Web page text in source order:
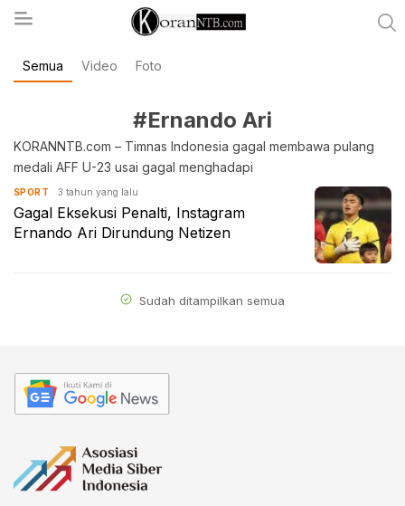
koranntb.com
Semua Video Foto
#Ernando Ari
KORANNTB.com – Timnas Indonesia gagal membawa pulang
medali AFF U-23 usai gagal menghadapi
SPORT 3 tahun yang lalu
Gagal Eksekusi Penalti, Instagram
Ernando Ari Dirundung Netizen
Sudah ditampilkan semua